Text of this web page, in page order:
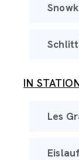
IN
Les